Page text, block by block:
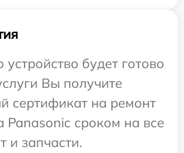
устройство будет готово
Вы получите
сертификат на ремонт
Panasonic сроком на все
и запчасти.